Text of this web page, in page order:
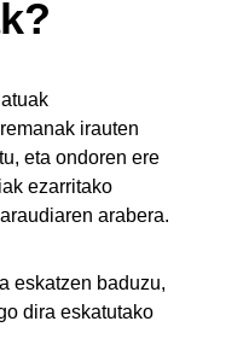
irauten
eta ondoren ere
ezarritako
arabera.
eskatzen baduzu,
dira eskatutako